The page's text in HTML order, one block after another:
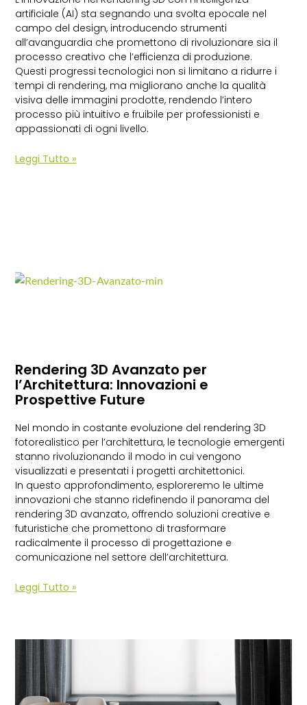
artificiale (AI) sta segnando una svolta epocale nel
campo del design, introducendo strumenti
all’avanguardia che promettono di rivoluzionare sia il
processo creativo che l’efficienza di produzione.
Questi progressi tecnologici non si limitano a ridurre i
tempi di rendering, ma migliorano anche la qualità
visiva delle immagini prodotte, rendendo l’intero
processo più intuitivo e fruibile per professionisti e
appassionati di ogni livello.
Leggi Tutto »
Rendering 3D Avanzato per
l’Architettura: Innovazioni e
Prospettive Future
Nel mondo in costante evoluzione del rendering 3D
fotorealistico per l’architettura, le tecnologie emergenti
stanno rivoluzionando il modo in cui vengono
visualizzati e presentati i progetti architettonici.
In questo approfondimento, esploreremo le ultime
innovazioni che stanno ridefinendo il panorama del
rendering 3D avanzato, offrendo soluzioni creative e
futuristiche che promettono di trasformare
radicalmente il processo di progettazione e
comunicazione nel settore dell’architettura.
Leggi Tutto »